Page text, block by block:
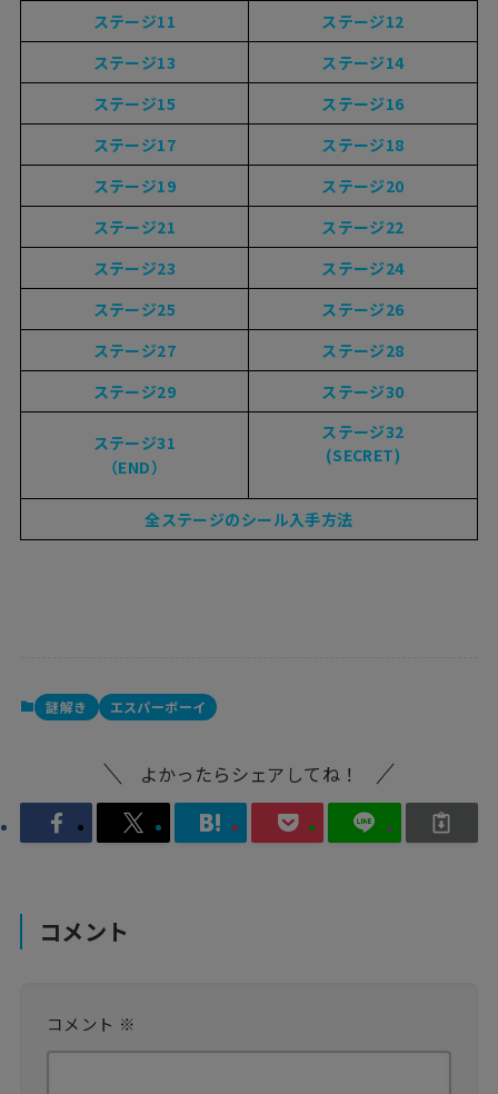
ステージ11
ステージ12
ステージ13
ステージ14
ステージ15
ステージ16
ステージ17
ステージ18
ステージ19
ステージ20
ステージ21
ステージ22
ステージ23
ステージ24
ステージ25
ステージ26
ステージ27
ステージ28
ステージ29
ステージ30
ステージ31
（END）
ステージ32
(SECRET)
全ステージのシール入手方法
謎解き エスパーボーイ
よかったらシェアしてね！
コメント
コメント ※